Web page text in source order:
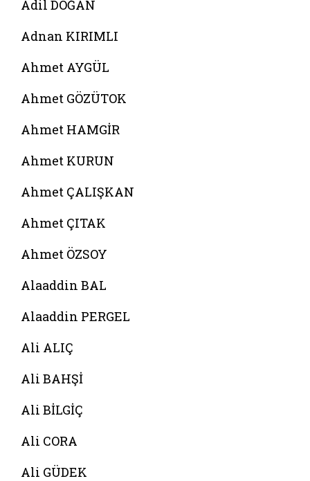
Adil DOĞAN
Adnan KIRIMLI
Ahmet AYGÜL
Ahmet GÖZÜTOK
Ahmet HAMGİR
Ahmet KURUN
Ahmet ÇALIŞKAN
Ahmet ÇITAK
Ahmet ÖZSOY
Alaaddin BAL
Alaaddin PERGEL
Ali ALIÇ
Ali BAHŞİ
Ali BİLGİÇ
Ali CORA
Ali GÜDEK